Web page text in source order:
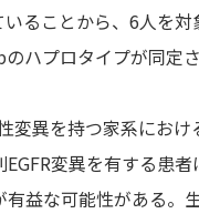
ることから、6人を
ハプロタイプが同定
変異を持つ家系にお
変異を有する患
益な可能性がある。